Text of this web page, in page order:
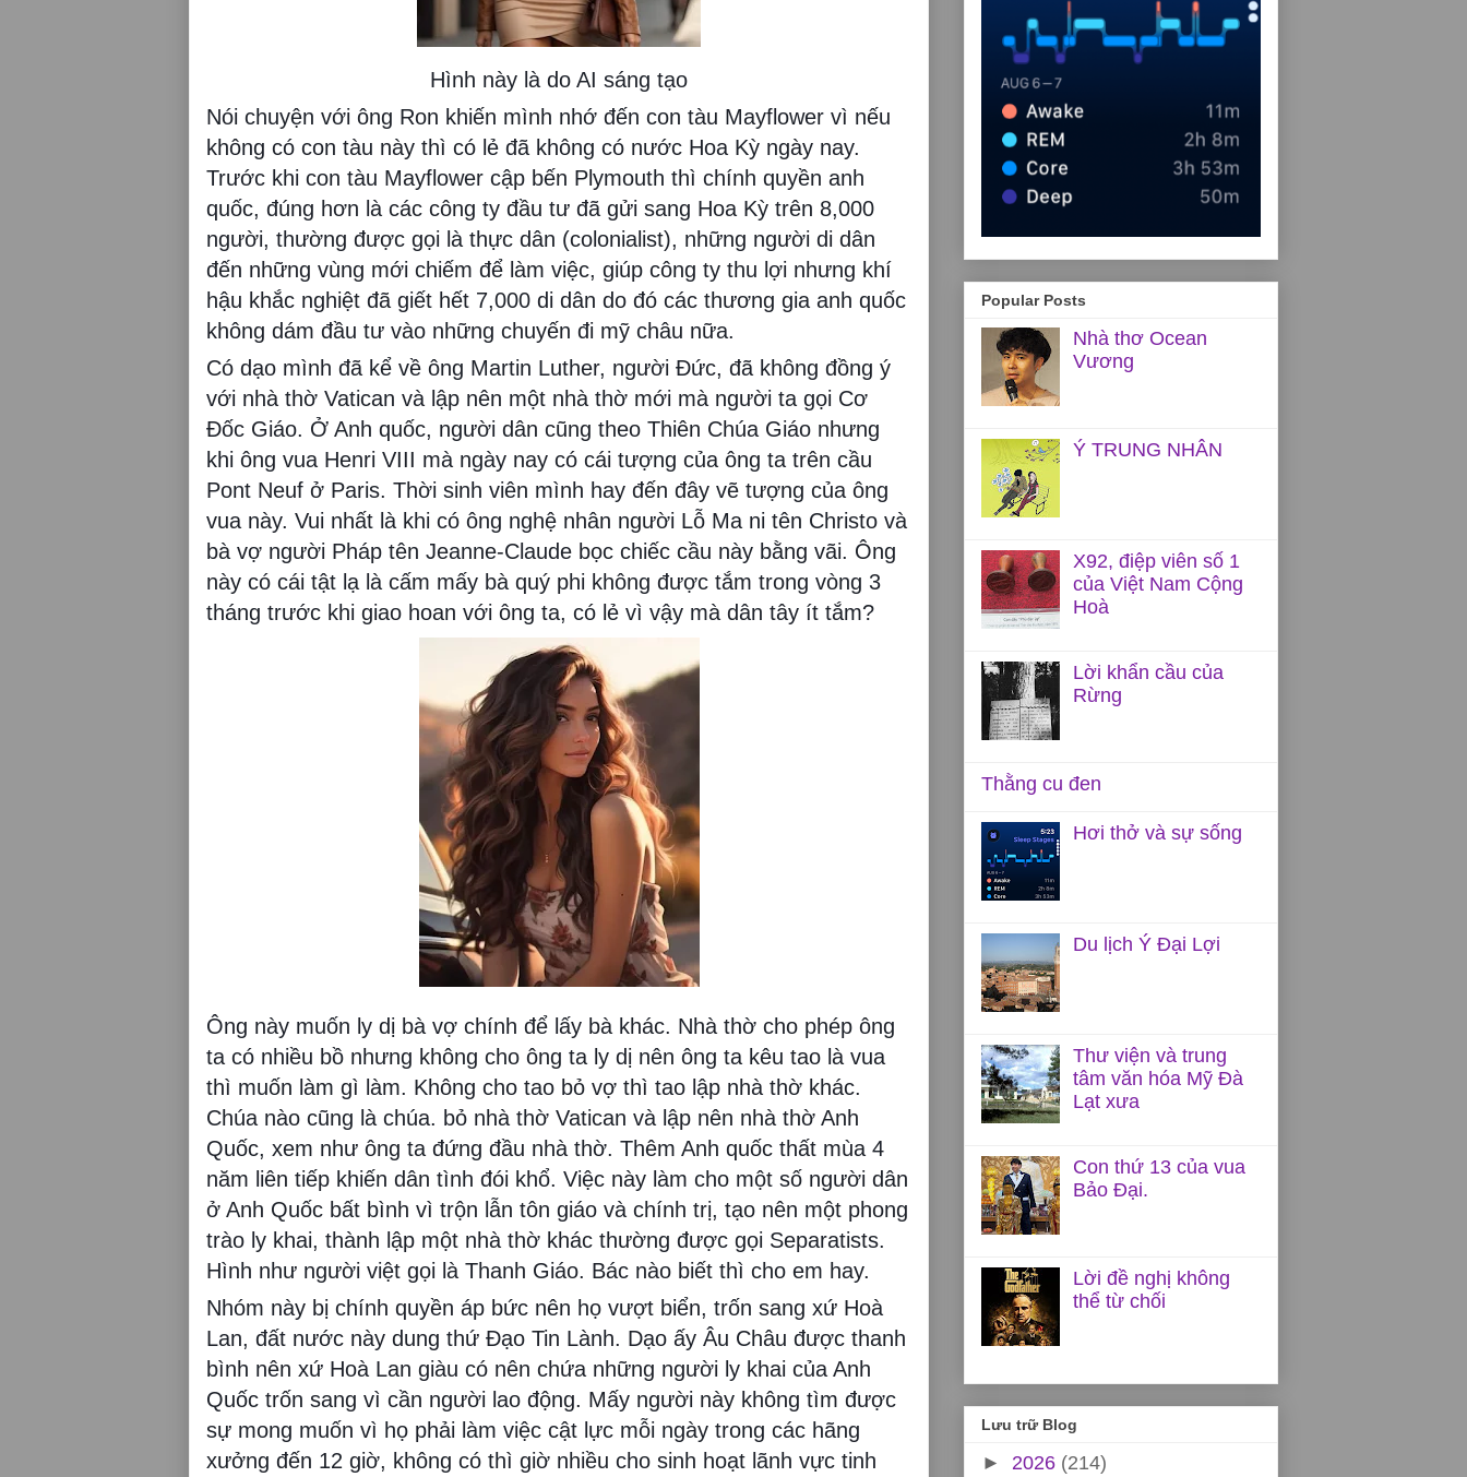
Hình này là do AI sáng tạo
Nói chuyện với ông Ron khiến mình nhớ đến con tàu Mayflower vì nếu
không có con tàu này thì có lẻ đã không có nước Hoa Kỳ ngày nay.
Trước khi con tàu Mayflower cập bến Plymouth thì chính quyền anh
quốc, đúng hơn là các công ty đầu tư đã gửi sang Hoa Kỳ trên 8,000
người, thường được gọi là thực dân (colonialist), những người di dân
đến những vùng mới chiếm để làm việc, giúp công ty thu lợi nhưng khí
hậu khắc nghiệt đã giết hết 7,000 di dân do đó các thương gia anh quốc
không dám đầu tư vào những chuyến đi mỹ châu nữa.
Có dạo mình đã kể về ông Martin Luther, người Đức, đã không đồng ý
với nhà thờ Vatican và lập nên một nhà thờ mới mà người ta gọi Cơ
Đốc Giáo. Ở Anh quốc, người dân cũng theo Thiên Chúa Giáo nhưng
khi ông vua Henri VIII mà ngày nay có cái tượng của ông ta trên cầu
Pont Neuf ở Paris. Thời sinh viên mình hay đến đây vẽ tượng của ông
vua này. Vui nhất là khi có ông nghệ nhân người Lỗ Ma ni tên Christo và
bà vợ người Pháp tên Jeanne-Claude bọc chiếc cầu này bằng vãi. Ông
này có cái tật lạ là cấm mấy bà quý phi không được tắm trong vòng 3
tháng trước khi giao hoan với ông ta, có lẻ vì vậy mà dân tây ít tắm?
Ông này muốn ly dị bà vợ chính để lấy bà khác. Nhà thờ cho phép ông
ta có nhiều bồ nhưng không cho ông ta ly dị nên ông ta kêu tao là vua
thì muốn làm gì làm. Không cho tao bỏ vợ thì tao lập nhà thờ khác.
Chúa nào cũng là chúa. bỏ nhà thờ Vatican và lập nên nhà thờ Anh
Quốc, xem như ông ta đứng đầu nhà thờ. Thêm Anh quốc thất mùa 4
năm liên tiếp khiến dân tình đói khổ. Việc này làm cho một số người dân
ở Anh Quốc bất bình vì trộn lẫn tôn giáo và chính trị, tạo nên một phong
trào ly khai, thành lập một nhà thờ khác thường được gọi Separatists.
Hình như người việt gọi là Thanh Giáo. Bác nào biết thì cho em hay.
Nhóm này bị chính quyền áp bức nên họ vượt biển, trốn sang xứ Hoà
Lan, đất nước này dung thứ Đạo Tin Lành. Dạo ấy Âu Châu được thanh
bình nên xứ Hoà Lan giàu có nên chứa những người ly khai của Anh
Quốc trốn sang vì cần người lao động. Mấy người này không tìm được
sự mong muốn vì họ phải làm việc cật lực mỗi ngày trong các hãng
xưởng đến 12 giờ, không có thì giờ nhiều cho sinh hoạt lãnh vực tinh
Popular Posts
Nhà thơ Ocean
Vương
Ý TRUNG NHÂN
X92, điệp viên số 1
của Việt Nam Cộng
Hoà
Lời khẩn cầu của
Rừng
Thằng cu đen
Hơi thở và sự sống
Du lịch Ý Đại Lợi
Thư viện và trung
tâm văn hóa Mỹ Đà
Lạt xưa
Con thứ 13 của vua
Bảo Đại.
Lời đề nghị không
thể từ chối
Lưu trữ Blog
► 2026 (214)